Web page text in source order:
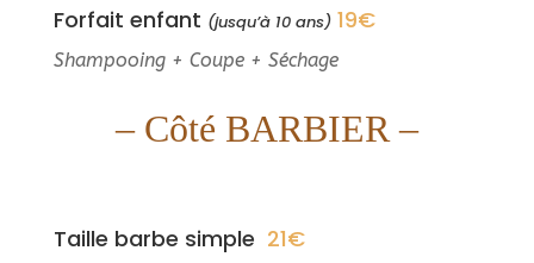
Forfait enfant (jusqu’à 10 ans) 19€
Shampooing + Coupe + Séchage
– Côté BARBIER –
Taille barbe simple 21€